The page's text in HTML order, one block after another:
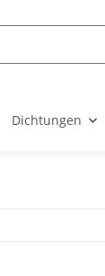
Dichtungen